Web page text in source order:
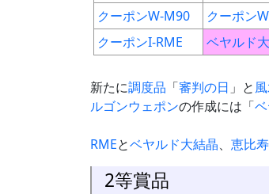
クーポンW-M90
クーポン
クーポンI-RME
ベヤルド
新たに調度品 「審判の日 」と
ルゴンウェポンの作成には「
RMEとベヤルド大結晶、 恵比
2等賞品